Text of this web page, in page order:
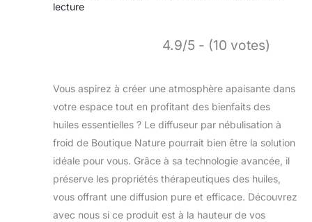
lecture
4.9/5 - (10 votes)
Vous aspirez à créer une atmosphère apaisante dans
votre espace tout en profitant des bienfaits des
huiles essentielles ? Le diffuseur par nébulisation à
froid de Boutique Nature pourrait bien être la solution
idéale pour vous. Grâce à sa technologie avancée, il
préserve les propriétés thérapeutiques des huiles,
vous offrant une diffusion pure et efficace. Découvrez
avec nous si ce produit est à la hauteur de vos